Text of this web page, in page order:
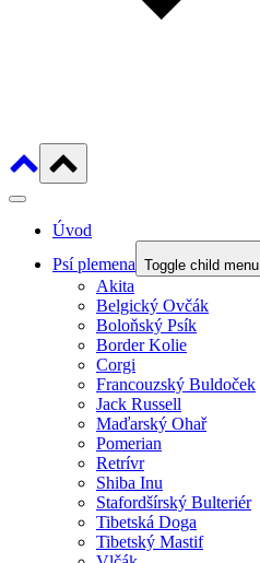
Úvod
Psí plemena Toggle child menu
Akita
Belgický Ovčák
Boloňský Psík
Border Kolie
Corgi
Francouzský Buldoček
Jack Russell
Maďarský Ohař
Pomerian
Retrívr
Shiba Inu
Stafordšírský Bulteriér
Tibetská Doga
Tibetský Mastif